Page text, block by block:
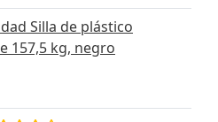
Silla de plástico
157,5 kg, negro